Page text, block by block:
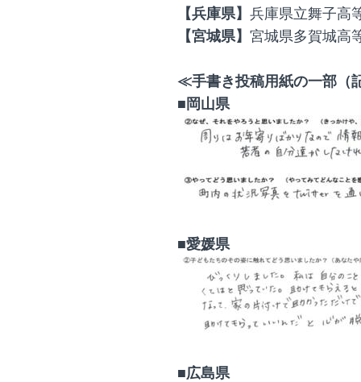
【兵庫県】 兵庫県立舞子高
【宮城県】 宮城県多賀城高
≪手書き投稿用紙の一部（
■岡山県
■愛媛県
■広島県